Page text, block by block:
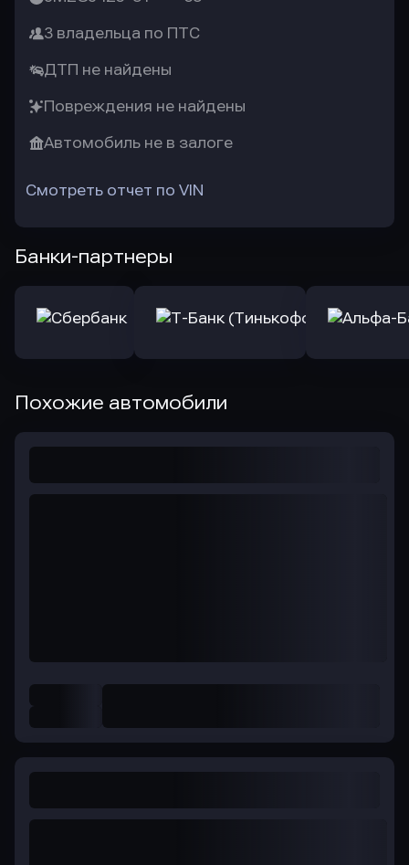
3 владельца по ПТС
ДТП не найдены
Повреждения не найдены
Автомобиль не в залоге
Смотреть отчет по VIN
Банки-партнеры
Похожие автомобили